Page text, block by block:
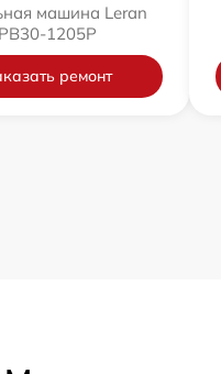
машина Leran
1205P
ремонт